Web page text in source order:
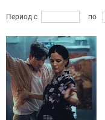
Период с по